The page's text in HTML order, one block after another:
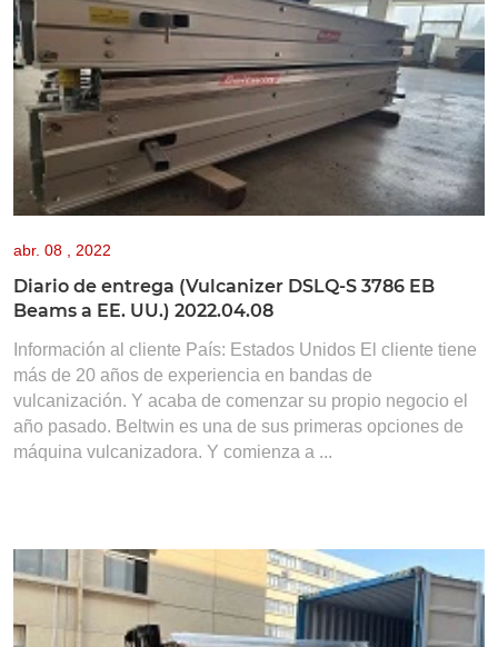
abr. 08 , 2022
Diario de entrega (Vulcanizer DSLQ-S 3786 EB
Beams a EE. UU.) 2022.04.08
Información al cliente País: Estados Unidos El cliente tiene
más de 20 años de experiencia en bandas de
vulcanización. Y acaba de comenzar su propio negocio el
año pasado. Beltwin es una de sus primeras opciones de
máquina vulcanizadora. Y comienza a ...